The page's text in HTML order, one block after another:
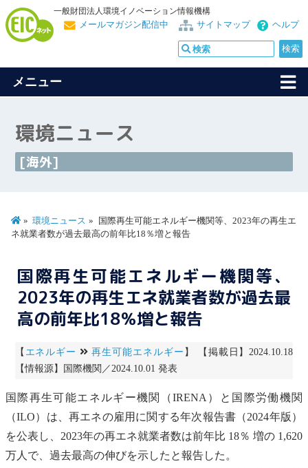
一般財団法人環境イノベーション情報機構
ヘルプ
サイトマップ
メールマガジン配信中
メニュー
環境ニュース
[海外]
環境ニュース
国際再生可能エネルギー機関等、2023年の再生エ
ネ就業者数が過去最高の前年比18％増と報告
国際再生可能エネルギー機関等、
2023年の再生エネ就業者数が過去最
高の前年比18％増と報告
【 エネルギー 再生可能エネルギー 】 【掲載日】2024.10.18
【情報源】国際機関／2024.10.01 発表
国際再生可能エネルギー機関
（IRENA）と国際労働機関
（ILO）は、再エネの雇用に関する年次報告書（2024年版）
を公表し、2023年の再エネ就業者数は前年比 18％ 増の 1,620
万人で、過去最高の伸びを示したと報告した。